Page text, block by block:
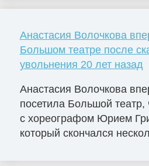
Анастасия Волочкова
Большом театре после
увольнения 20 лет назад
Анастасия Волочкова
посетила Большой театр,
с хореографом Юрием
который скончался